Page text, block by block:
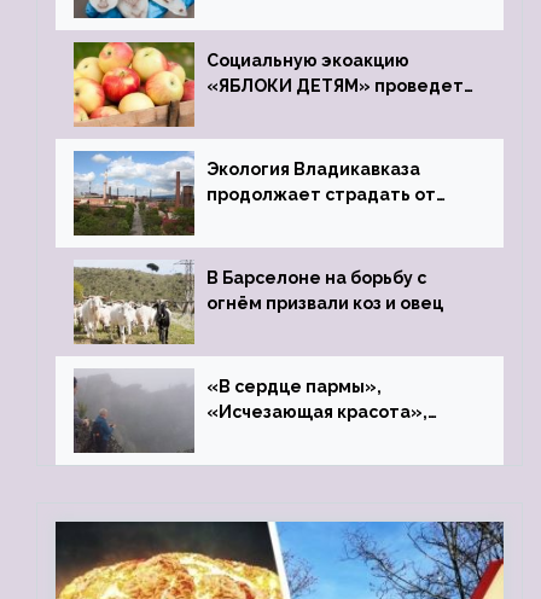
Социальную экоакцию
«ЯБЛОКИ ДЕТЯМ» проведет
Экология Владикавказа
продолжает страдать от
В Барселоне на борьбу с
огнём призвали коз и овец
«В сердце пармы»,
«Исчезающая красота»,